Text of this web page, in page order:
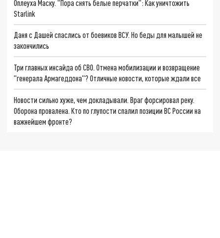
Оплеуха Маску. "Пора снять белые перчатки": Как уничтожить
Starlink
Даня с Дашей спаслись от боевиков ВСУ. Но беды для малышей не
закончились
Три главных инсайда об СВО. Отмена мобилизации и возвращение
"генерала Армагеддона"? Отличные новости, которые ждали все
Новости сильно хуже, чем докладывали. Враг форсировал реку.
Оборона провалена. Кто по глупости спалил позиции ВС России на
важнейшем фронте?